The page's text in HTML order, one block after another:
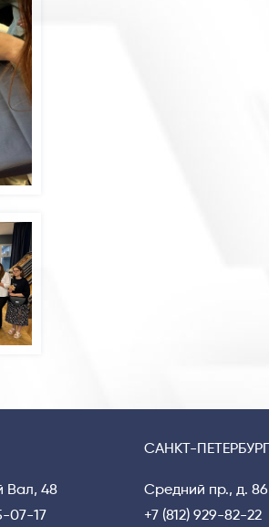
Вал, 48
07-17
САНКТ-ПЕТЕРБУРГ
Средний пр., д. 86
+7 (812) 929-82-22